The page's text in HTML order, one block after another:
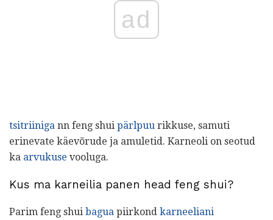
ad
tsitriiniga nn feng shui pärlpuu rikkuse, samuti
erinevate käevõrude ja amuletid. Karneoli on seotud
ka arvukuse vooluga.
Kus ma karneilia panen head feng shui?
Parim feng shui bagua piirkond karneeliani